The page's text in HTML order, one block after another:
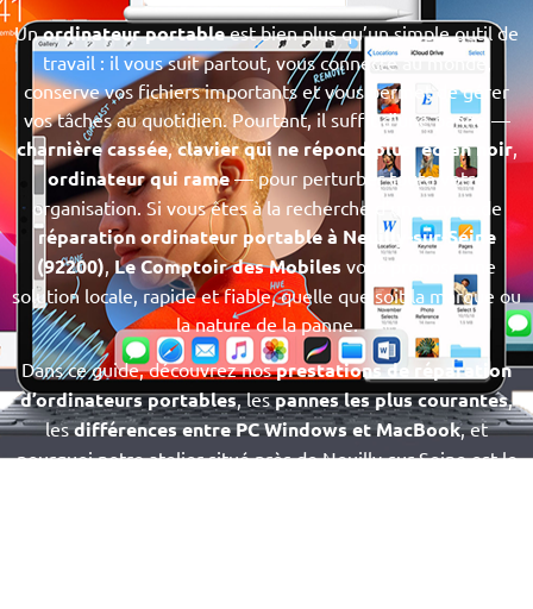
Unordinateur portableest bien plus qu’un simple outil de
travail : il vous suit partout, vous connecte au monde,
conserve vos fichiers importants et vous permet de gérer
vos tâches au quotidien. Pourtant, il suffit d’une panne —
charnière cassée,clavier qui ne répond plus ,écran noir,
ordinateur qui rame— pour perturber toute votre
organisation. Si vous êtes à la recherche d’un service de
réparation ordinateur portable à Neuilly-sur-Seine
(92200), Le Comptoir des Mobiles vous propose une
solution locale, rapide et fiable, quelle que soit la marque ou
la nature de la panne.
Dans ce guide, découvrez nosprestations de réparation
d’ordinateurs portables, lespannes les plus courantes,
lesdifférences entre PC Windows et MacBook, et
pourquoi notre atelier situé près de Neuilly-sur-Seine est le